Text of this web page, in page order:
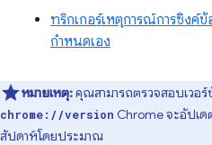
ทริกเกอร์เหตุการณ์การซิงค์
กำหนดเอง
หมายเหตุ:คุณสามารถตรวจสอบเวอ
chrome://version Chrome จะอัปเ
สัปดาห์โดยประมาณ